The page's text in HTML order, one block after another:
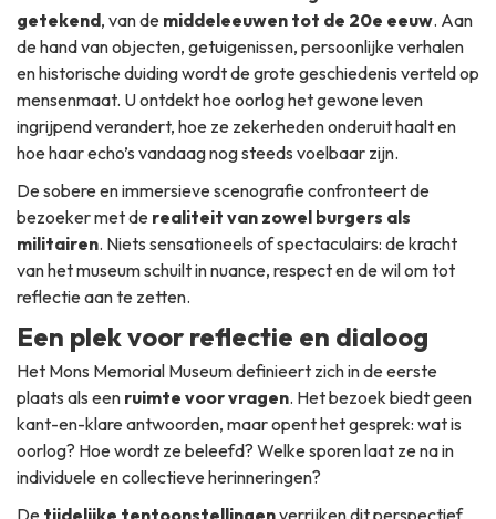
getekend, van de middeleeuwen tot de 20e eeuw. Aan
de hand van objecten, getuigenissen, persoonlijke verhalen
en historische duiding wordt de grote geschiedenis verteld op
mensenmaat. U ontdekt hoe oorlog het gewone leven
ingrijpend verandert, hoe ze zekerheden onderuit haalt en
hoe haar echo’s vandaag nog steeds voelbaar zijn.
De sobere en immersieve scenografie confronteert de
bezoeker met de realiteit van zowel burgers als
militairen. Niets sensationeels of spectaculairs: de kracht
van het museum schuilt in nuance, respect en de wil om tot
reflectie aan te zetten.
Een plek voor reflectie en dialoog
Het Mons Memorial Museum definieert zich in de eerste
plaats als een ruimte voor vragen. Het bezoek biedt geen
kant-en-klare antwoorden, maar opent het gesprek: wat is
oorlog? Hoe wordt ze beleefd? Welke sporen laat ze na in
individuele en collectieve herinneringen?
De tijdelijke tentoonstellingenverrijken dit perspectief